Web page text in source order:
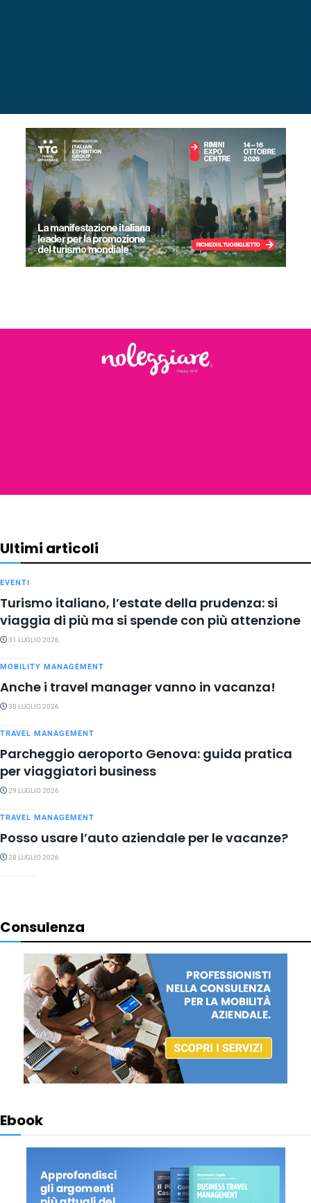
Ultimi articoli
EVENTI
Turismo italiano, l’estate della prudenza: si
viaggia di più ma si spende con più attenzione
31 LUGLIO 2026
MOBILITY MANAGEMENT
Anche i travel manager vanno in vacanza!
30 LUGLIO 2026
TRAVEL MANAGEMENT
Parcheggio aeroporto Genova: guida pratica
per viaggiatori business
29 LUGLIO 2026
TRAVEL MANAGEMENT
Posso usare l’auto aziendale per le vacanze?
28 LUGLIO 2026
Consulenza
Ebook